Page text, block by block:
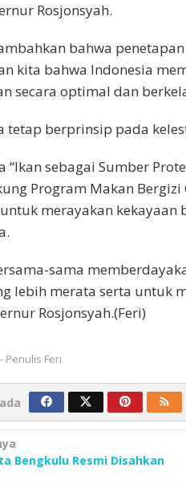
Rosjonsyah.
bahwa
kita bahwa Indonesia
secara optimal dan
tetap berprinsip pada
“Ikan sebagai Sumber
Program Makan
merayakan kekayaan
sama
lebih merata serta untuk
Rosjonsyah.(Feri)
Penulis Feri
Bengkulu Resmi Disahkan